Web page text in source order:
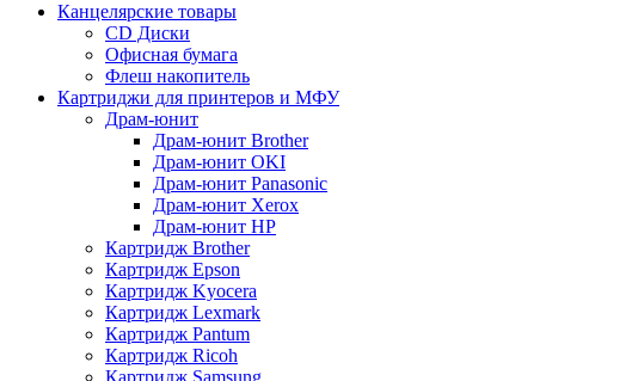
Канцелярские товары
CD Диски
Офисная бумага
Флеш накопитель
Картриджи для принтеров и МФУ
Драм-юнит
Драм-юнит Brother
Драм-юнит OKI
Драм-юнит Panasonic
Драм-юнит Xerox
Драм-юнит НР
Картридж Brother
Картридж Epson
Картридж Kyocera
Картридж Lexmark
Картридж Pantum
Картридж Ricoh